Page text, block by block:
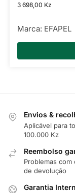
3 698,00 Kz
Marca: EFAPEL
Envios &
Aplicável para
100.000 Kz
Reembolso
Problemas
de devolução
Garantia